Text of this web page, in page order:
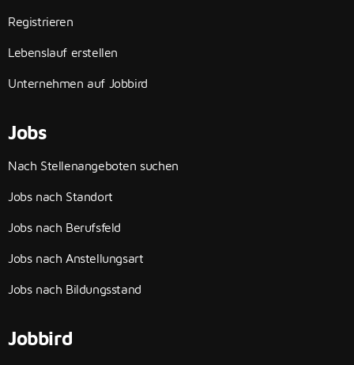
Registrieren
Lebenslauf erstellen
Unternehmen auf Jobbird
Jobs
Nach Stellenangeboten suchen
Jobs nach Standort
Jobs nach Berufsfeld
Jobs nach Anstellungsart
Jobs nach Bildungsstand
Jobbird